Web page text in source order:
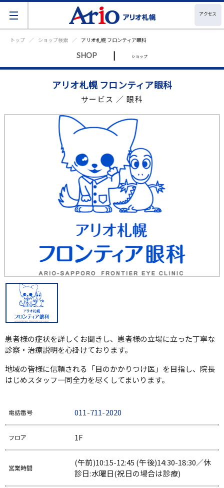
アクセス
トップ ショップ検索 アリオ札幌 フロンティア眼科
SHOP | ショップ
アリオ札幌 フロンティア眼科
サービス ／ 眼科
患者様の症状を詳しくお聞きし、患者様の立場に立った丁寧な
診察・治療説明を心掛けております。
地域の皆様に信頼される「目のかかりつけ医」を目指し、院長
はじめスタッフ一同全力を尽くしてまいります。
電話番号 011-711-2020
フロア 1F
営業時間
(午前)10:15-12:45 (午後)14:30-18:30／休
診日:水曜日(祝日の場合は診療)